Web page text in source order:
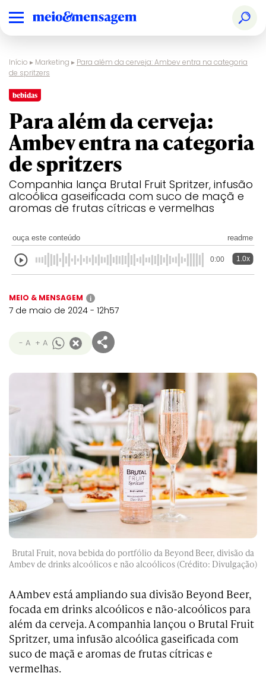
Início ▸ Marketing ▸ Para além da cerveja: Ambev entra na categoria
de spritzers
bebidas
Para além da cerveja:
Ambev entra na categoria
de spritzers
Companhia lança Brutal Fruit Spritzer, infusão
alcoólica gaseificada com suco de maçã e
aromas de frutas cítricas e vermelhas
ouça este conteúdo readme
0:00 1.0x
MEIO & MENSAGEM i
7 de maio de 2024 - 12h57
- A + A
Brutal Fruit, nova bebida do portfólio da Beyond Beer, divisão da
Ambev de drinks alcoólicos e não alcoólicos (Crédito: Divulgação)
A Ambev está ampliando sua divisão Beyond Beer,
focada em drinks alcoólicos e não-alcoólicos para
além da cerveja. A companhia lançou o Brutal Fruit
Spritzer, uma infusão alcoólica gaseificada com
suco de maçã e aromas de frutas cítricas e
vermelhas.